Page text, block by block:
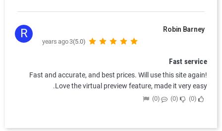
R Robin Barney
(5.0)
3 years ago
Fast service
Fast and accurate, and best prices. Will use this site again!
Love the virtual preview feature, made it very easy.
0
0
0